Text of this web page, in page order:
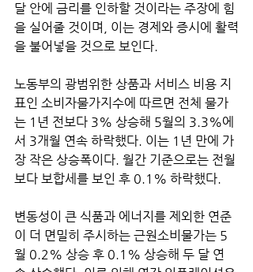
달 안에 금리를 인하할 것이라는 주장에 힘
을 실어줄 것이며, 이는 경제와 증시에 활력
을 불어넣을 것으로 보인다.
노동부의 광범위한 상품과 서비스 비용 지
표인 소비자물가지수에 따르면 전체 물가
는 1년 전보다 3% 상승해 5월의 3.3%에
서 3개월 연속 하락했다. 이는 1년 만에 가
장 작은 상승폭이다. 월간 기준으로는 전월
보다 보합세를 보인 후 0.1% 하락했다.
변동성이 큰 식품과 에너지를 제외한 연준
이 더 면밀히 주시하는 근원소비물가는 5
월 0.2% 상승 후 0.1% 상승해 두 달 연